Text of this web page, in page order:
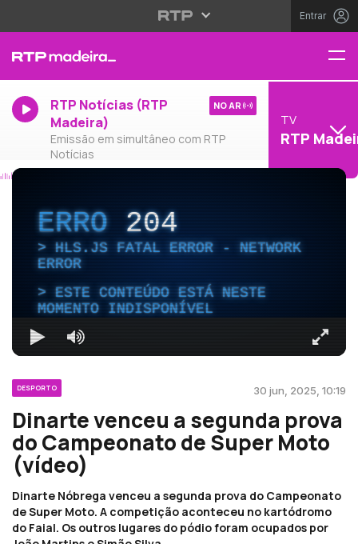
Entrar
RTP Notícias (RTP
Madeira)
Emissão em simultâneo com RTP
Notícias
NO AR
TV
RTP
ERRO204
HLS.JS FATAL ERROR - NETWORK
ERROR
ESTE CONTEÚDO ESTÁ NESTE
MOMENTO INDISPONÍVEL
DESPORTO 30 jun, 2025, 10:19
Dinarte venceu a segunda prova
do Campeonato de Super Moto
(vídeo)
Dinarte Nóbrega venceu a segunda prova do Campeonato
de Super Moto. A competição aconteceu no kartódromo
do Faial. Os outros lugares do pódio foram ocupados por